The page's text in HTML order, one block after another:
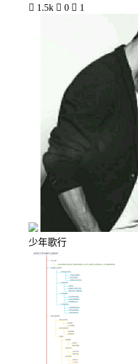
 1.5k  0  1
少年歌行